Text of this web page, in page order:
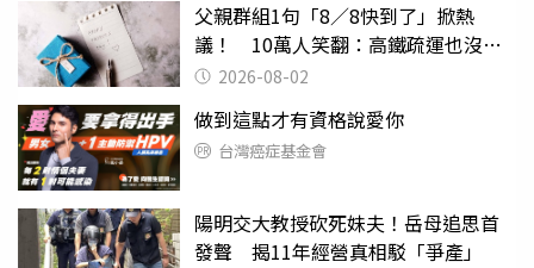
父親群組1句「8／8快到了」掀熱
議！ 10萬人笑翻：高鐵疏運也沒列
父親節
2026-08-02
做到這點才有資格說愛你
台灣癌症基金會
陽明交大教授砍死妹夫！岳母追思首
發聲 揭11年經營真相駁「爭產」